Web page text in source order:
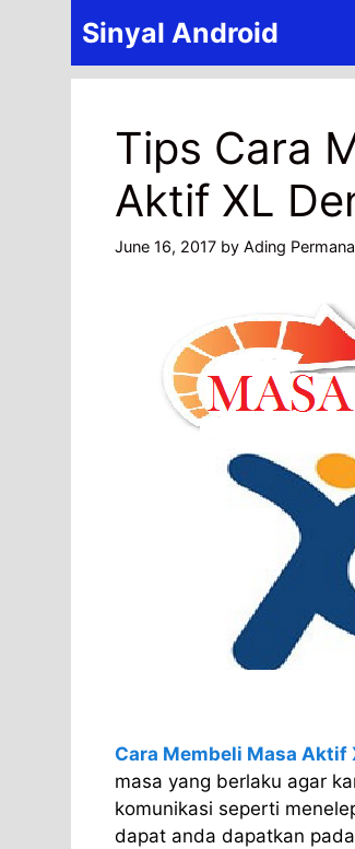
Sinyal Android
Tips Cara
Aktif XL
June 16, 2017 by Ading Permana
Cara Membeli Masa Aktif
masa yang berlaku agar
komunikasi seperti
dapat anda dapatkan